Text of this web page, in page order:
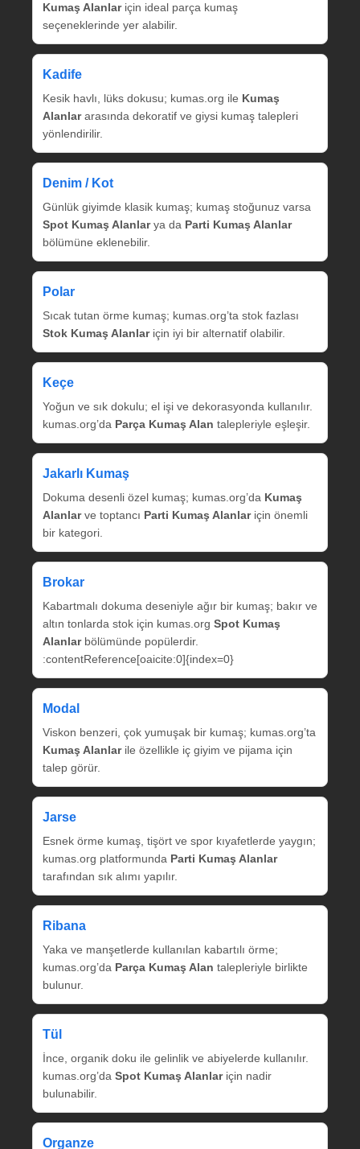
Kumaş Alanlariçin ideal parça kumaş
seçeneklerinde yer alabilir.
Kadife
Kesik havlı, lüks dokusu; kumas.org ile Kumaş
Alanlararasında dekoratif ve giysi kumaş talepleri
yönlendirilir.
Denim / Kot
Günlük giyimde klasik kumaş; kumaş stoğunuz varsa
Spot Kumaş Alanlarya da Parti Kumaş Alanlar
bölümüne eklenebilir.
Polar
Sıcak tutan örme kumaş; kumas.org’ta stok fazlası
Stok Kumaş Alanlariçin iyi bir alternatif olabilir.
Keçe
Yoğun ve sık dokulu; el işi ve dekorasyonda kullanılır.
kumas.org’da Parça Kumaş Alan talepleriyle eşleşir.
Jakarlı Kumaş
Dokuma desenli özel kumaş; kumas.org’da Kumaş
Alanlarve toptancı Parti Kumaş Alanlariçin önemli
bir kategori.
Brokar
Kabartmalı dokuma deseniyle ağır bir kumaş; bakır ve
altın tonlarda stok için kumas.org Spot Kumaş
Alanlarbölümünde popülerdir.
:contentReference[oaicite:0]{index=0}
Modal
Viskon benzeri, çok yumuşak bir kumaş; kumas.org’ta
Kumaş Alanlarile özellikle iç giyim ve pijama için
talep görür.
Jarse
Esnek örme kumaş, tişört ve spor kıyafetlerde yaygın;
kumas.org platformunda Parti Kumaş Alanlar
tarafından sık alımı yapılır.
Ribana
Yaka ve manşetlerde kullanılan kabartılı örme;
kumas.org’da Parça Kumaş Alan talepleriyle birlikte
bulunur.
Tül
İnce, organik doku ile gelinlik ve abiyelerde kullanılır.
kumas.org’da Spot Kumaş Alanlariçin nadir
bulunabilir.
Organze